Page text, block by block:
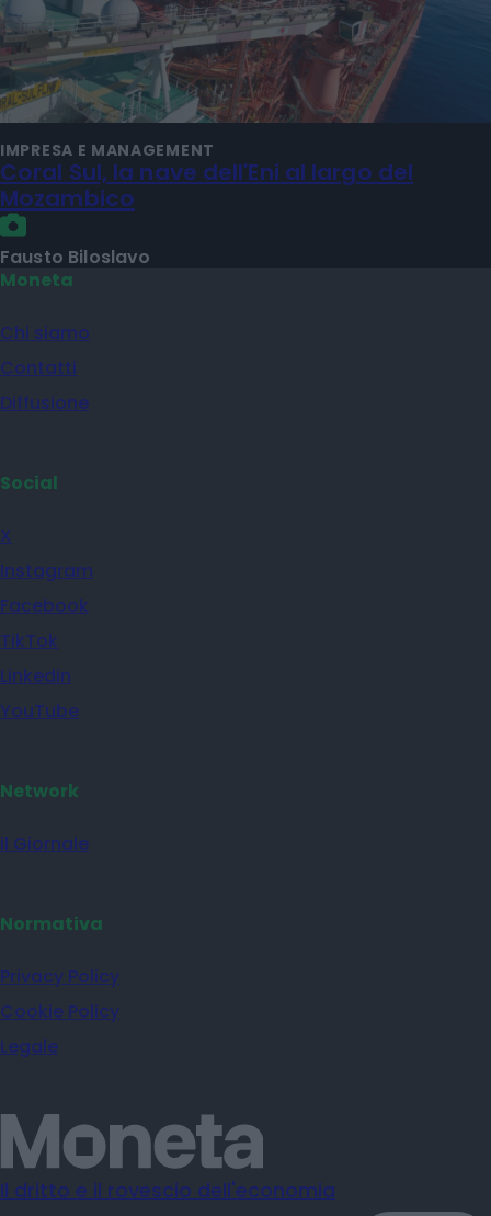
IMPRESA E MANAGEMENT
Coral Sul, la nave dell'Eni al largo del
Mozambico
Fausto Biloslavo
Moneta
Chi siamo
Contatti
Diffusione
Social
X
Instagram
Facebook
TikTok
Linkedin
YouTube
Network
il Giornale
Normativa
Privacy Policy
Cookie Policy
Legale
Il dritto e il rovescio dell'economia